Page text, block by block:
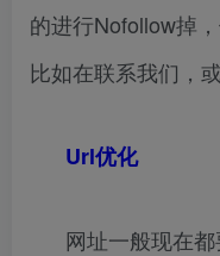
的进行Nofollow掉
比如在联系我们，
Url优化
网址一般现在